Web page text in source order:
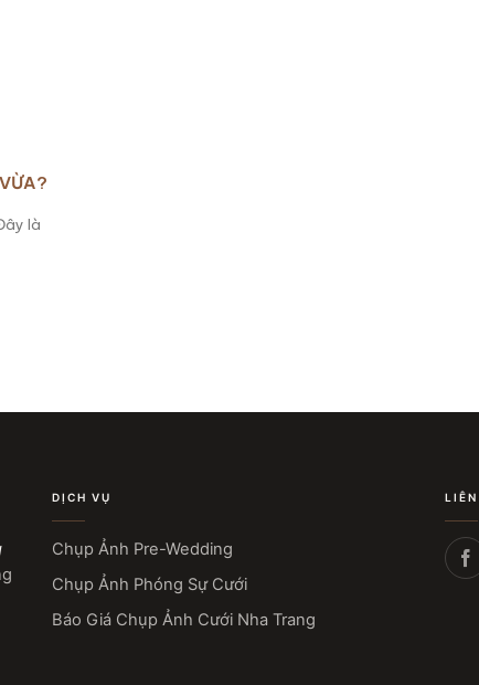
là
DỊCH VỤ
Chụp Ảnh Pre-Wedding
Chụp Ảnh Phóng Sự Cưới
Báo Giá Chụp Ảnh Cưới Nha Trang